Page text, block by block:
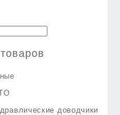
доводчики